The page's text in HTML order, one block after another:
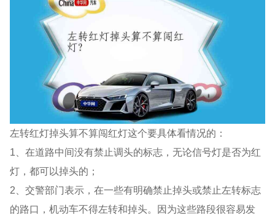
左转红灯掉头算不算闯红灯这个要具体看情况的：
1、在道路中间没有禁止调头的标志，无论信号灯是否为红
灯，都可以掉头的；
2、交警部门表示，在一些有明确禁止掉头或禁止左转标志
的路口，机动车不得左转和掉头。因为这些路段很容易发